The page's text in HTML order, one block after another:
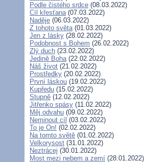
Podle čistého srdce (08.03.2022)
Cíl křesťana(07.03.2022)
Naděje (06.03.2022)
Z tohoto světa(01.03.2022)
Jen z lásky (28.02.2022)
Podobnost s Bohem (26.02.2022)
Zlý duch (23.02.2022)
Jedině Boha(22.02.2022)
Náš život (21.02.2022)
Prostředky (20.02.2022)
První láskou (19.02.2022)
Kupředu (15.02.2022)
Stupně (12.02.2022)
Jitřenko spásy (11.02.2022)
Měj odvahu (09.02.2022)
Neminout cíl (03.02.2022)
To je On! (02.02.2022)
Na tomto světě (01.02.2022)
Velkorysost (31.01.2022)
Neztrácej (30.01.2022)
Most mezi nebem a zemí (28.01.2022)